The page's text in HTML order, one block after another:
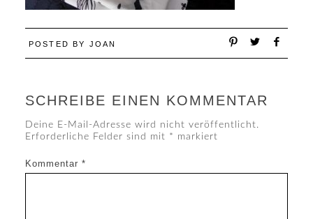
POSTED BY JOAN
SCHREIBE EINEN KOMMENTAR
Deine E-Mail-Adresse wird nicht veröffentlicht.
Erforderliche Felder sind mit * markiert
Kommentar *